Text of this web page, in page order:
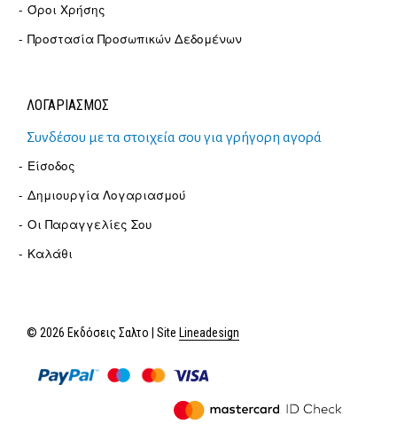
Όροι Χρήσης
Προστασία Προσωπικών Δεδομένων
ΛΟΓΑΡΙΑΣΜΟΣ
Συνδέσου με τα στοιχεία σου για γρήγορη αγορά
Είσοδος
Δημιουργία Λογαριασμού
Οι Παραγγελίες Σου
Καλάθι
© 2026 Εκδόσεις Σαλτο | Site Lineadesign